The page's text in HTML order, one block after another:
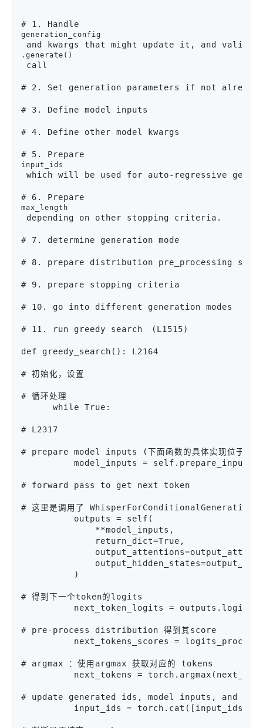
# 1. Handle
generation_config
and kwargs that might update it, and
.generate()
call
# 2. Set generation parameters if not already
# 3. Define model inputs
# 4. Define other model kwargs
# 5. Prepare
input_ids
which will be used for auto-regressive
# 6. Prepare
max_length
depending on other stopping criteria.
# 7. determine generation mode
# 8. prepare distribution pre_processing
# 9. prepare stopping criteria
# 10. go into different generation modes
# 11. run greedy search　(L1515)
def greedy_search(): L2164
# 初始化，设置
# 循环处理
      while True:
# L2317
# prepare model inputs (下面函数的具体实现位于：
model_inputs =
# forward pass to get next token
# 这里是调用了 WhisperForConditionalGeneration
          outputs = self(
              **model_inputs,
              return_dict=True,
          )
# 得到下一个token的logits
next_token_logits =
# pre-process distribution 得到其score
next_tokens_scores =
# argmax ：使用argmax 获取对应的 tokens
next_tokens =
# update generated ids, model inputs, and
input_ids = torch.cat([input_ids,